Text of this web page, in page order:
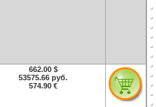
662.00 $
53575.66 руб.
574.90 €